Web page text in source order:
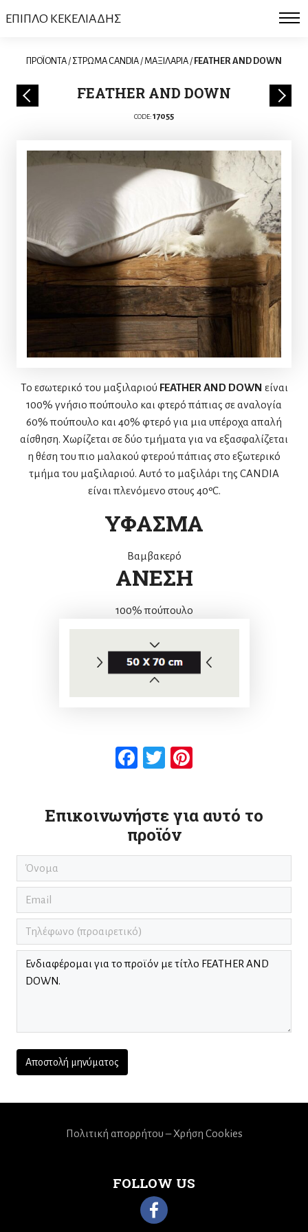
ΕΠΙΠΛΟ ΚΕΚΕΛΙΑΔΗΣ
ΠΡΟΪΟΝΤΑ / ΣΤΡΩΜΑ CANDIA /MAΞΙΛΑΡΙΑ / FEATHER AND DOWN
FEATHER AND DOWN
CODE:17055
Το εσωτερικό του μαξιλαριού FEATHER AND DOWN είναι
100% γνήσιο πούπουλο και φτερό πάπιας σε αναλογία
60% πούπουλο και 40% φτερό για μια υπέροχα απαλή
αίσθηση. Χωρίζεται σε δύο τμήματα για να εξασφαλίζεται
η θέση του πιο μαλακού φτερού πάπιας στο εξωτερικό
τμήμα του μαξιλαριού. Αυτό το μαξιλάρι της CANDIA
είναι πλενόμενο στους 40ºC.
ΥΦΑΣΜΑ
Βαμβακερό
ΑΝΕΣΗ
100% πούπουλο
Facebook
Twitter
Επικοινωνήστε για αυτό το
προϊόν
FOLLOW US
Πολιτική απορρήτου – Χρήση Cookies